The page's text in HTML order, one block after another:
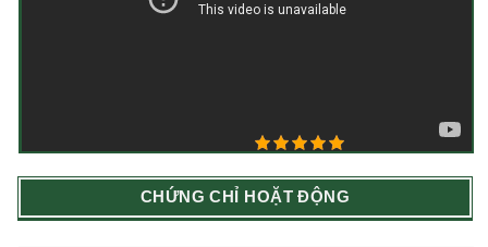
5/5 - (8 bình chọn)
CHỨNG CHỈ HOẶT ĐỘNG